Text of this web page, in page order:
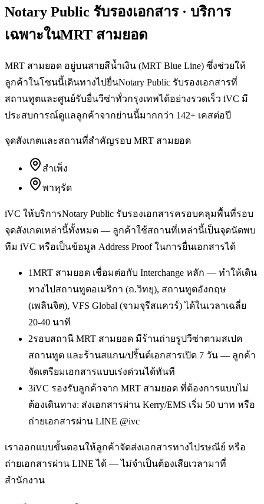
Notary Public รับรองเอกสาร· บริการ
เฉพาะในMRT สามยอด
MRT สามยอด อยู่บนสายสีน้ำเงิน (MRT Blue Line) ซึ่งช่วยให้
ลูกค้าในโซนนี้เดินทางไปยื่นNotary Public รับรองเอกสารที่
สถานทูตและศูนย์รับยื่นวีซ่าทั่วกรุงเทพได้อย่างรวดเร็ว iVC มี
ประสบการณ์ดูแลลูกค้าจากย่านนี้มากกว่า 142+ เคสต่อปี
จุดสังเกตและสถานที่สำคัญรอบ MRT สามยอด
สำเพ็ง
พาหุรัด
iVC ให้บริการNotary Public รับรองเอกสารครอบคลุมพื้นที่รอบ
จุดสังเกตเหล่านี้ทั้งหมด — ลูกค้าใช้สถานที่เหล่านี้เป็นจุดนัดพบ
ทีม iVC หรือเป็นข้อมูล Address Proof ในการยื่นเอกสารได้
1MRT สามยอด เชื่อมต่อกับ Interchange หลัก — ทำให้เดิน
ทางไปสถานทูตอเมริกา (ถ.วิทยุ), สถานทูตอังกฤษ
(เพลินจิต), VFS Global (จามจุรีสแควร์) ได้ในเวลาเฉลี่ย
20-40 นาที
2รอบสถานี MRT สามยอด มีร้านถ่ายรูปวีซ่าตามสเปค
สถานทูต และร้านสแกน/ปริ้นต์เอกสารเปิด 7 วัน — ลูกค้า
จัดเตรียมเอกสารแบบเร่งด่วนได้ทันที
3iVC รองรับลูกค้าจาก MRT สามยอด ที่ต้องการแบบไม่
ต้องเดินทาง: ส่งเอกสารผ่าน Kerry/EMS เริ่ม 50 บาท หรือ
ถ่ายเอกสารผ่าน LINE @ivc
เราออกแบบขั้นตอนให้ลูกค้าจัดส่งเอกสารทางไปรษณีย์ หรือ
ถ่ายเอกสารผ่าน LINE ได้ — ไม่จำเป็นต้องเสียเวลามาที่
สำนักงาน